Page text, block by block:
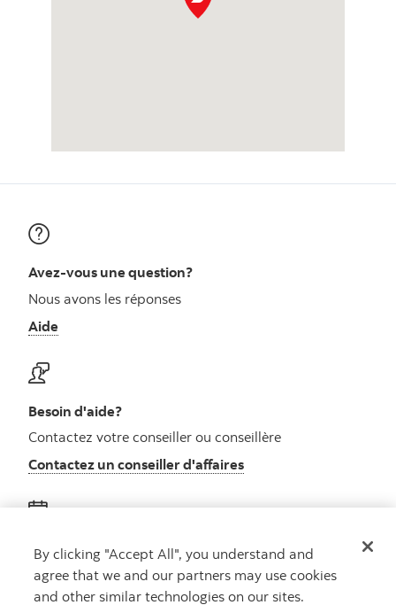
Avez-vous une question?
Nous avons les réponses
Aide
Besoin d'aide?
Contactez votre conseiller ou conseillère
Contactez un conseiller d'affaires
Obtenez des conseils
Rencontrez un conseiller
By clicking "Accept All", you understand and
agree that we and our partners may use cookies
and other similar technologies on our sites.